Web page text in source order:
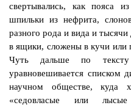
свертывались, как пояса
шпильки из нефрита,
разного рода и вида и
в ящики, сложены в кучи или
Чуть дальше по тексту
уравновешивается списком
научном обществе, куда
«седовласые или